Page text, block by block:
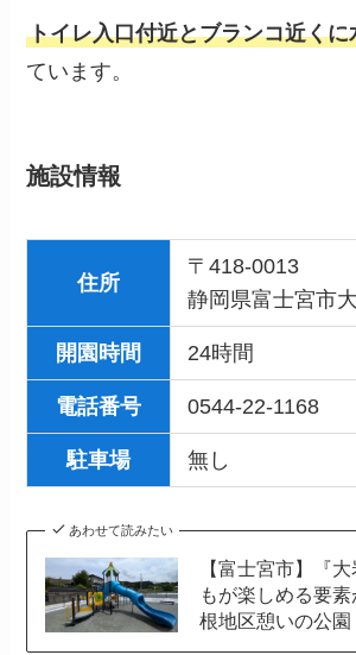
トイレ入口付近とブランコ近くに
ています。
施設情報
住所
〒418-0013
静岡県富士宮市
開園時間 24時間
電話番号 0544-22-1168
駐車場 無し
あわせて読みたい
【富士宮市】『
もが楽しめる要
根地区憩いの公園